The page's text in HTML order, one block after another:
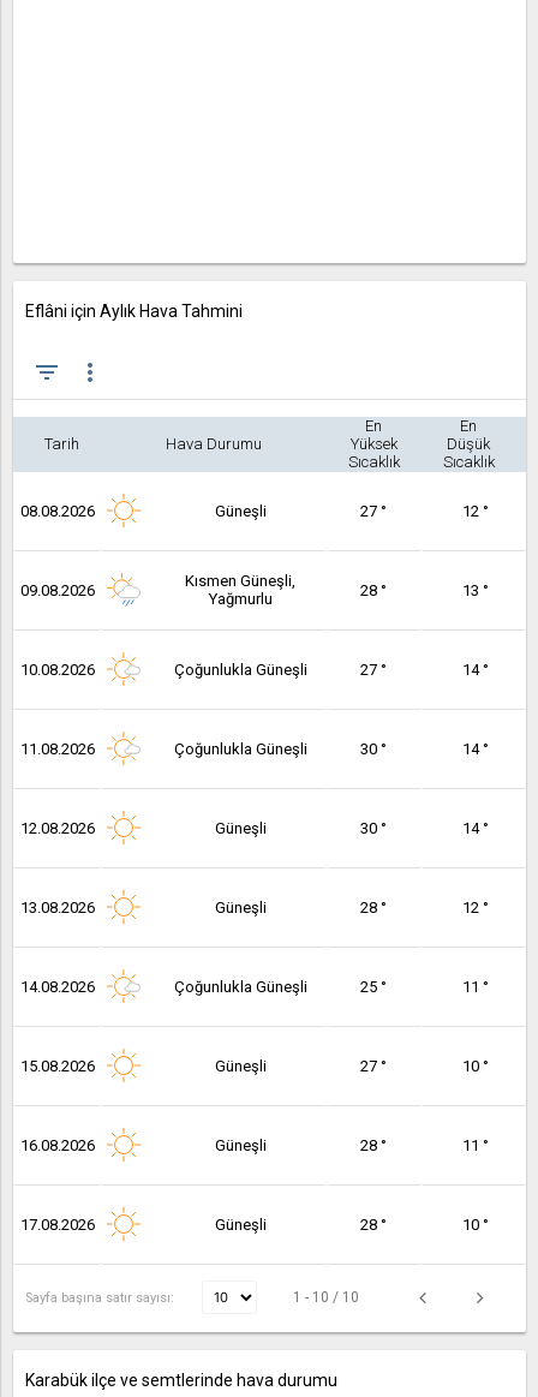
Eflâni için Aylık Hava Tahmini
filter_list more_vert
Tarih Hava Durumu
En
Yüksek
Sıcaklık
En
Düşük
Sıcaklık
08.08.2026 Güneşli 27 ° 12 °
09.08.2026
Kısmen Güneşli,
Yağmurlu
28 ° 13 °
10.08.2026 Çoğunlukla Güneşli 27 ° 14 °
11.08.2026 Çoğunlukla Güneşli 30 ° 14 °
12.08.2026 Güneşli 30 ° 14 °
13.08.2026 Güneşli 28 ° 12 °
14.08.2026 Çoğunlukla Güneşli 25 ° 11 °
15.08.2026 Güneşli 27 ° 10 °
16.08.2026 Güneşli 28 ° 11 °
17.08.2026 Güneşli 28 ° 10 °
Sayfa başına satır sayısı: 1 - 10 / 10
Karabük ilçe ve semtlerinde hava durumu